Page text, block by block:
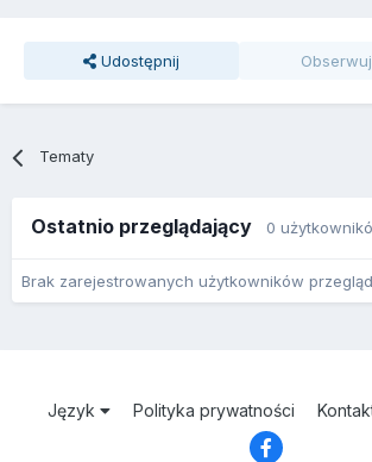
Udostępnij
Tematy
Ostatnio przeglądający 0
Brak zarejestrowanych użytkowników
Język Polityka prywatności